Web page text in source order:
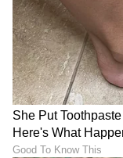
Live
ಸೇರಿದಂತೆ
(Cricket News
ಮತ್ತು ನೇರ
ನಿಮ್ಮ ಒಂದೇ
ನ್ಯೂಸ್
ಎಲ್ಲಾ ಅಪ್‌ಡೇಟ್
ABOUT THE